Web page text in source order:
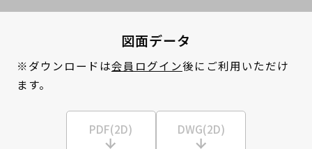
図面データ
※ダウンロードは会員ログイン後にご利用いただけ
ます。
PDF(2D) DWG(2D)